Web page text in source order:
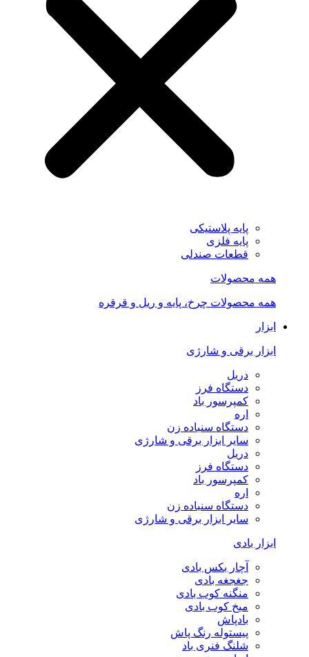
پایه پلاستیکی
پایه فلزی
قطعات صندلی
همه محصولات
همه محصولات چرخ، پایه و ریل و قرقره
ابزار
ابزار برقی و شارژی
دریل
دستگاه فرز
کمپرسور باد
اره
دستگاه سنباده زن
سایر ابزار برقی و شارژی
دریل
دستگاه فرز
کمپرسور باد
اره
دستگاه سنباده زن
سایر ابزار برقی و شارژی
ابزار بادی
آچار بکس بادی
جغجغه بادی
منگنه کوب بادی
میخ کوب بادی
بادپاش
پیستوله رنگ پاش
شلنگ فنری باد